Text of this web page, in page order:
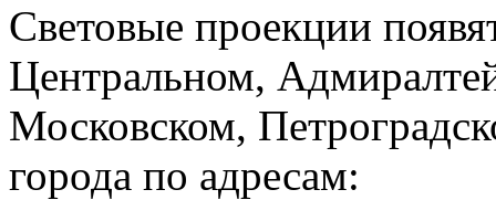
Световые проекции
Центральном,
Московском,
города по адресам: